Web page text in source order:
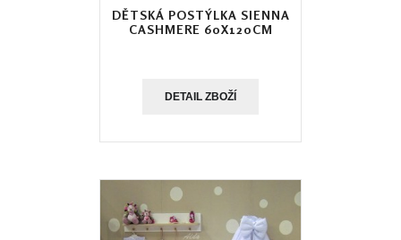
DĚTSKÁ POSTÝLKA SIENNA
CASHMERE 60X120CM
DETAIL ZBOŽÍ